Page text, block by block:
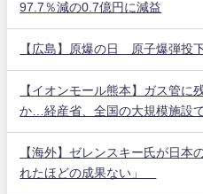
97.7％減の0.7億円に減益
【広島】原爆の日 原子爆弾投
【イオンモール熊本】ガス管に
か…経産省、全国の大規模施設
【海外】ゼレンスキー氏が日
れたほどの成果ない」